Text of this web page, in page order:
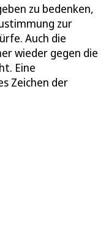
zu bedenken,
zur
Auch die
wieder gegen die
Eine
Zeichen der